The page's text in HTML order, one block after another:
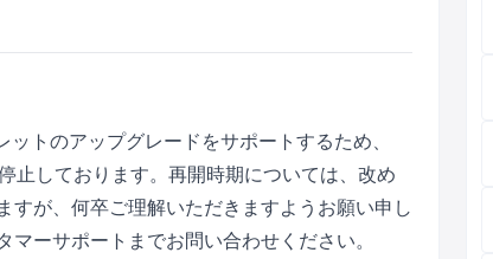
トのアップグレードをサポートするため、
止しております。再開時期については、改め
すが、何卒ご理解いただきますようお願い申し
ーサポートまでお問い合わせください。